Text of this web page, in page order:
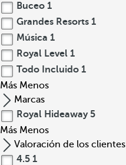
Buceo 1
Grandes Resorts 1
Música 1
Royal Level 1
Todo Incluido 1
Más Menos
Marcas
Royal Hideaway 5
Más Menos
Valoración de los clientes
4.5 1